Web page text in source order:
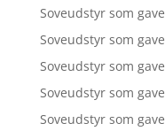
Soveudstyr som gave
Soveudstyr som gave
Soveudstyr som gave
Soveudstyr som gave
Soveudstyr som gave